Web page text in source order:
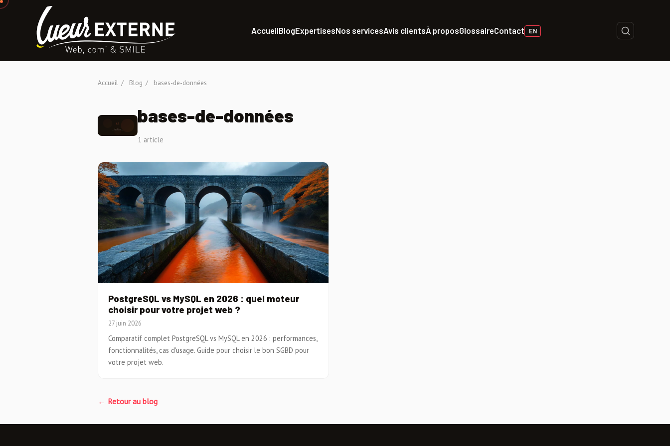
AccueilBlogExpertisesNos servicesAvis clientsÀ proposGlossaireContact EN
Accueil / Blog / bases-de-données
bases-de-données
1 article
PostgreSQL vs MySQL en 2026 : quel moteur
choisir pour votre projet web ?
27 juin 2026
Comparatif complet PostgreSQL vs MySQL en 2026 : performances,
fonctionnalités, cas d'usage. Guide pour choisir le bon SGBD pour
votre projet web.
← Retour au blog